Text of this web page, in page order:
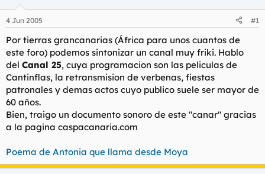
a
d
o
r
d
e
l
t
e
m
a
i
n
c
i
o
4 Jun 2005 #1
Por tierras grancanarias (África para unos cuantos de
este foro) podemos sintonizar un canal muy friki. Hablo
del Canal 25, cuya programacion son las peliculas de
Cantinflas, la retransmision de verbenas, fiestas
patronales y demas actos cuyo publico suele ser mayor de
60 años.
Bien, traigo un documento sonoro de este "canar" gracias
a la pagina caspacanaria.com
Poema de Antonia que llama desde Moya